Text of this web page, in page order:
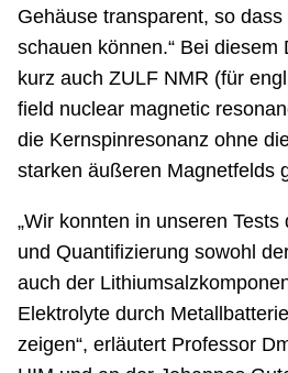
Gehäuse transparent, so
schauen können.“ Bei diesem
kurz auch ZULF NMR (für
field nuclear magnetic
die Kernspinresonanz ohne
starken äußeren Magnetfelds
„Wir konnten in unseren
und Quantifizierung sowohl
auch der
Elektrolyte durch
zeigen“, erläutert Professor